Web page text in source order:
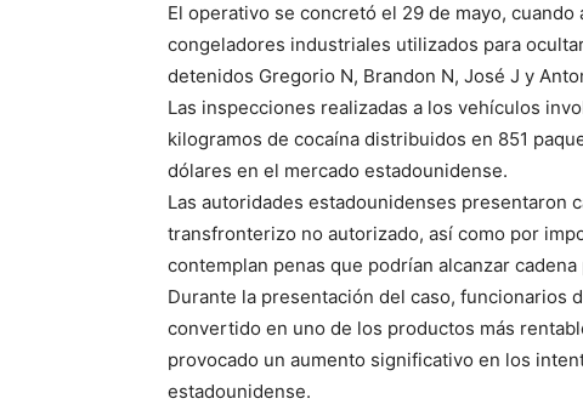
El operativo se concretó el 29 de mayo,
congeladores industriales utilizados para
detenidos Gregorio N, Brandon N, José J y
Las inspecciones realizadas a los vehículos
kilogramos de cocaína distribuidos en 851
dólares en el mercado estadounidense.
Las autoridades estadounidenses presentaron
transfronterizo no autorizado, así como por
contemplan penas que podrían alcanzar
Durante la presentación del caso, funcionarios
convertido en uno de los productos más
provocado un aumento significativo en los
estadounidense.